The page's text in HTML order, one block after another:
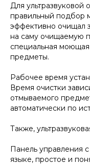
Для ультразвуковой
правильный подбор
эффективно очищал
на саму очищаемую
специальная
предметы.
Рабочее время
Время очистки
отмываемого
автоматически по
Также,
Панель управления
языке, простое и